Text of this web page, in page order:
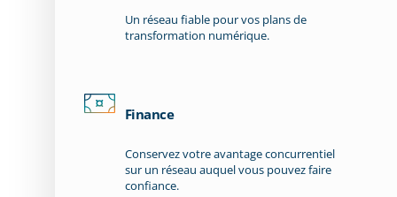
Un réseau fiable pour vos plans de
transformation numérique.
Finance
Conservez votre avantage concurrentiel
sur un réseau auquel vous pouvez faire
confiance.